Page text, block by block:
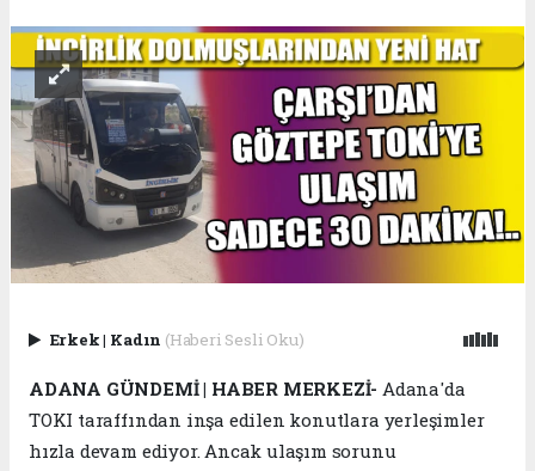
Erkek| Kadın (Haberi Sesli Oku)
ADANA GÜNDEMİ | HABER MERKEZİ- Adana'da
TOKI taraffından inşa edilen konutlara yerleşimler
hızla devam ediyor. Ancak ulaşım sorunu